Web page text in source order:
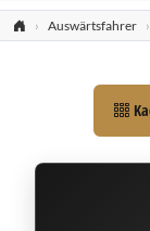
Auswärtsfahrer